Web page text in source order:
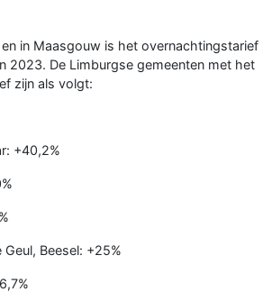
in Maasgouw is het overnachtingstarief
2023. De Limburgse gemeenten met het
zijn als volgt:
+40,2%
Beesel: +25%